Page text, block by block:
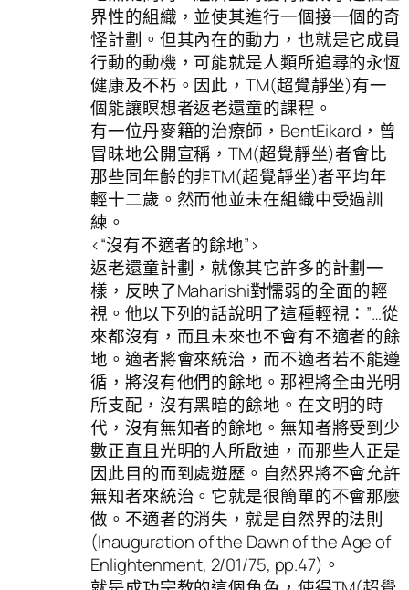
界性的組織，並使其進行一個接一個的奇
怪計劃。但其內在的動力，也就是它成員
行動的動機，可能就是人類所追尋的永恆
健康及不朽。因此，TM(超覺靜坐)有一
個能讓瞑想者返老還童的課程。
有一位丹麥籍的治療師，BentEikard，曾
冒昧地公開宣稱，TM(超覺靜坐)者會比
那些同年齡的非TM(超覺靜坐)者平均年
輕十二歲。然而他並未在組織中受過訓
練。
<“沒有不適者的餘地”>
返老還童計劃，就像其它許多的計劃一
樣，反映了Maharishi對懦弱的全面的輕
視。他以下列的話說明了這種輕視：”…從
來都沒有，而且未來也不會有不適者的餘
地。適者將會來統治，而不適者若不能遵
循，將沒有他們的餘地。那裡將全由光明
所支配，沒有黑暗的餘地。在文明的時
代，沒有無知者的餘地。無知者將受到少
數正直且光明的人所啟迪，而那些人正是
因此目的而到處遊歷。自然界將不會允許
無知者來統治。它就是很簡單的不會那麼
做。不適者的消失，就是自然界的法則
(Inauguration of the Dawn of the Age of
Enlightenment, 2/01/75, pp.47)。